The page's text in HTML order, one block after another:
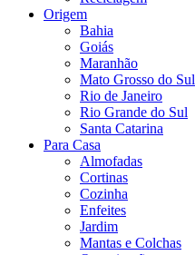
Origem
Bahia
Goiás
Maranhão
Mato Grosso do Sul
Rio de Janeiro
Rio Grande do Sul
Santa Catarina
Para Casa
Almofadas
Cortinas
Cozinha
Enfeites
Jardim
Mantas e Colchas